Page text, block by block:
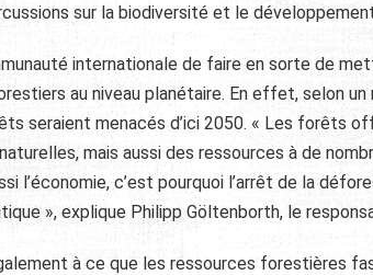
sur la biodiversité et le
internationale de faire en sorte de
au niveau planétaire. En effet, selon un
seraient menacés d’ici 2050. « Les forêts
mais aussi des ressources à de
l’économie, c’est pourquoi l’arrêt de la
», explique Philipp Göltenborth, le
à ce que les ressources forestières